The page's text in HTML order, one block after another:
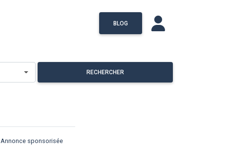
BLOG
RECHERCHER
Annonce sponsorisée